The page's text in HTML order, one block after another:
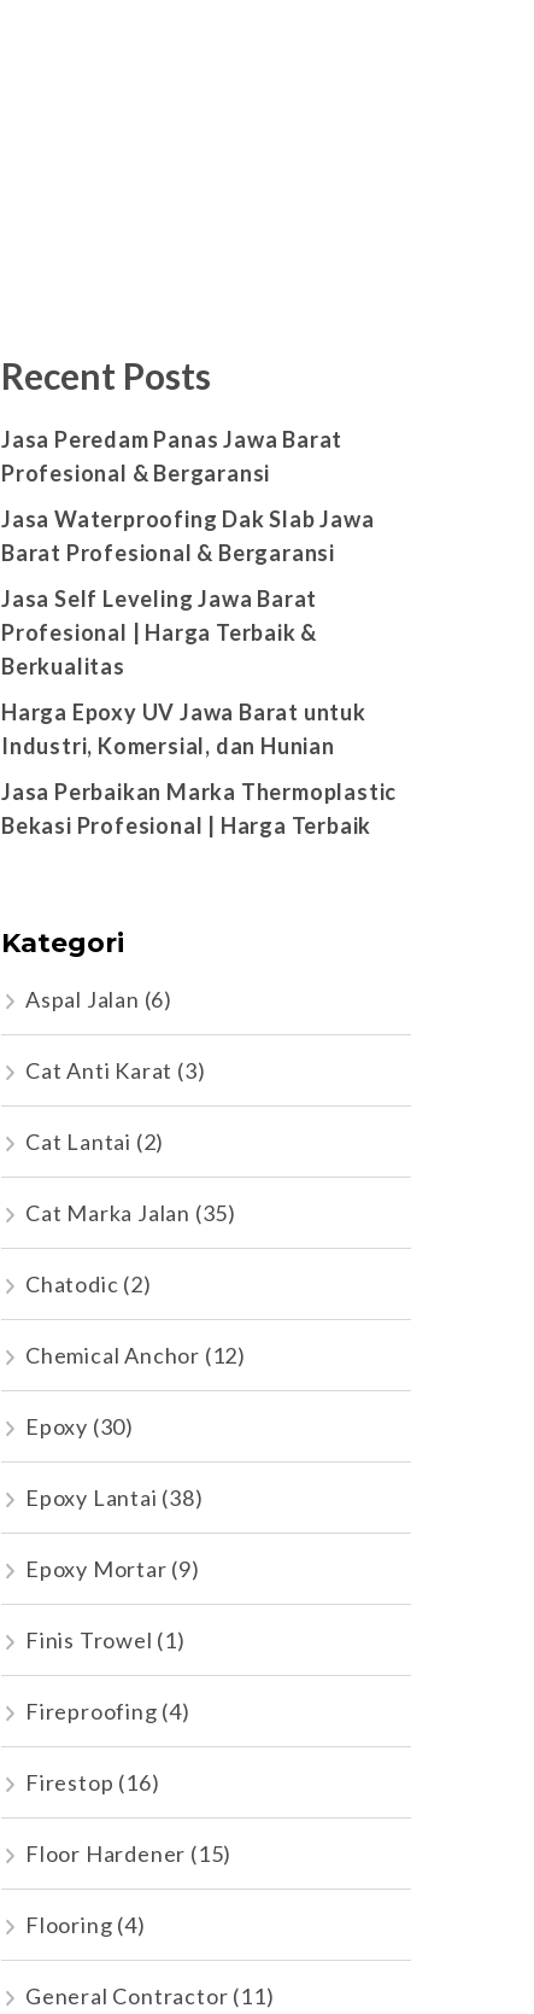
Recent Posts
Jasa Peredam Panas Jawa Barat
Profesional & Bergaransi
Jasa Waterproofing Dak Slab Jawa
Barat Profesional & Bergaransi
Jasa Self Leveling Jawa Barat
Profesional | Harga Terbaik &
Berkualitas
Harga Epoxy UV Jawa Barat untuk
Industri, Komersial, dan Hunian
Jasa Perbaikan Marka Thermoplastic
Bekasi Profesional | Harga Terbaik
Kategori
Aspal Jalan (6)
Cat Anti Karat (3)
Cat Lantai (2)
Cat Marka Jalan (35)
Chatodic (2)
Chemical Anchor (12)
Epoxy (30)
Epoxy Lantai (38)
Epoxy Mortar (9)
Finis Trowel (1)
Fireproofing (4)
Firestop (16)
Floor Hardener (15)
Flooring (4)
General Contractor (11)